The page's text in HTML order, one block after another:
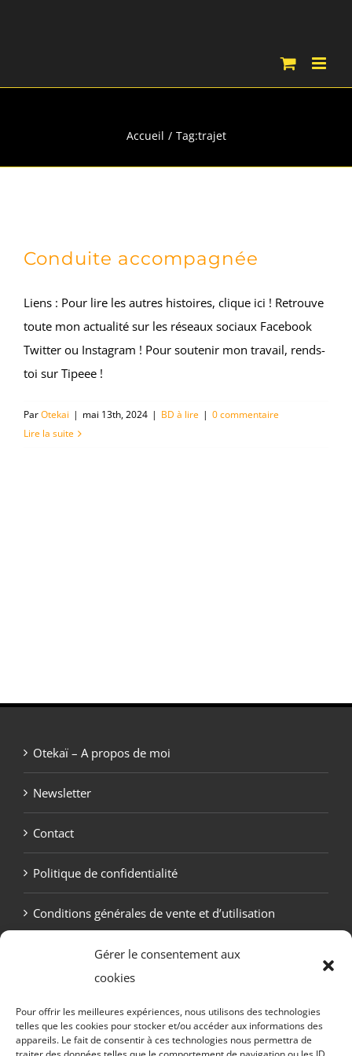
Gérer le consentement aux
cookies
Pour offrir les meilleures expériences, nous utilisons des technologies
telles que les cookies pour stocker et/ou accéder aux informations des
appareils. Le fait de consentir à ces technologies nous permettra de
Accueil Tag:trajet
Conduite accompagnée
Liens : Pour lire les autres histoires, clique ici ! Retrouve
toute mon actualité sur les réseaux sociaux Facebook
Twitter ou Instagram ! Pour soutenir mon travail, rends-
toi sur Tipeee !
ParOtekai | mai 13th, 2024 | BD à lire | 0 commentaire
Lire la suite
Otekaï – A propos de moi
Newsletter
Contact
Politique de confidentialité
Conditions générales de vente et d’utilisation
Politique de cookies (UE)